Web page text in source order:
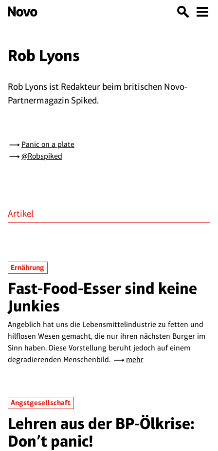
Rob Lyons
Rob Lyons ist Redakteur beim britischen Novo-
Partnermagazin Spiked.
Panic on a plate
@Robspiked
Artikel
Ernährung
Fast-Food-Esser sind keine
Junkies
Angeblich hat uns die Lebensmittelindustrie zu fetten und
hilflosen Wesen gemacht, die nur ihren nächsten Burger im
Sinn haben. Diese Vorstellung beruht jedoch auf einem
degradierenden Menschenbild.
mehr
Angstgesellschaft
Lehren aus der BP-Ölkrise:
Don’t panic!